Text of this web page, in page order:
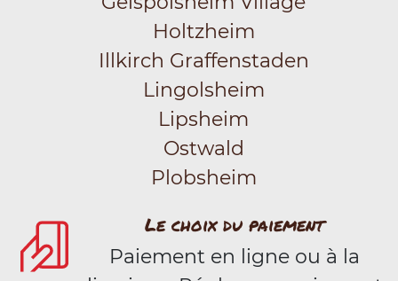
Holtzheim
Illkirch Graffenstaden
Lingolsheim
Lipsheim
Ostwald
Plobsheim
Le choix du paiement
Paiement en ligne ou à la